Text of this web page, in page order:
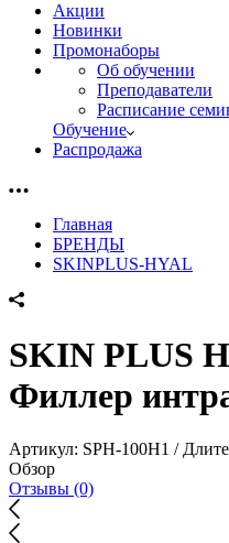
Акции
Новинки
Промонаборы
Об обучении
Преподаватели
Расписание
Обучение
Распродажа
Главная
БРЕНДЫ
SKINPLUS-HYAL
SKIN PLUS
Филлер
Артикул: SPH-100H1 /
Обзор
Отзывы (0)